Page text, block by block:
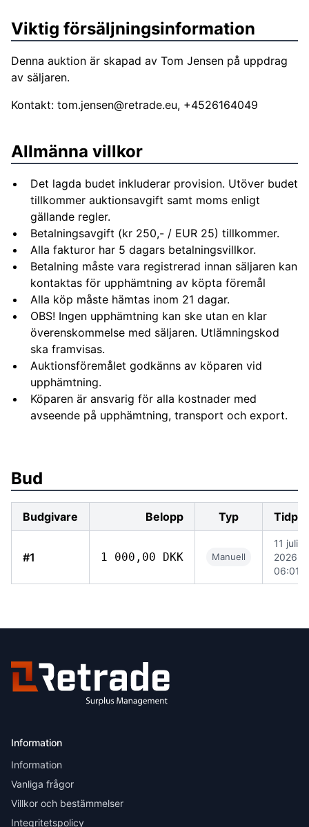
Viktig försäljningsinformation
Denna auktion är skapad av Tom Jensen på uppdrag
av säljaren.
Kontakt: tom.jensen@retrade.eu, +4526164049
Allmänna villkor
Det lagda budet inkluderar provision. Utöver budet
tillkommer auktionsavgift samt moms enligt
gällande regler.
Betalningsavgift (kr 250,- / EUR 25) tillkommer.
Alla fakturor har 5 dagars betalningsvillkor.
Betalning måste vara registrerad innan säljaren kan
kontaktas för upphämtning av köpta föremål
Alla köp måste hämtas inom 21 dagar.
OBS! Ingen upphämtning kan ske utan en klar
överenskommelse med säljaren. Utlämningskod
ska framvisas.
Auktionsföremålet godkänns av köparen vid
upphämtning.
Köparen är ansvarig för alla kostnader med
avseende på upphämtning, transport och export.
Bud
Budgivare Belopp Typ
#1 1 000,00 DKK Manuell
11 juli
2026
06:01
Information
Information
Vanliga frågor
Villkor och bestämmelser
Integritetspolicy